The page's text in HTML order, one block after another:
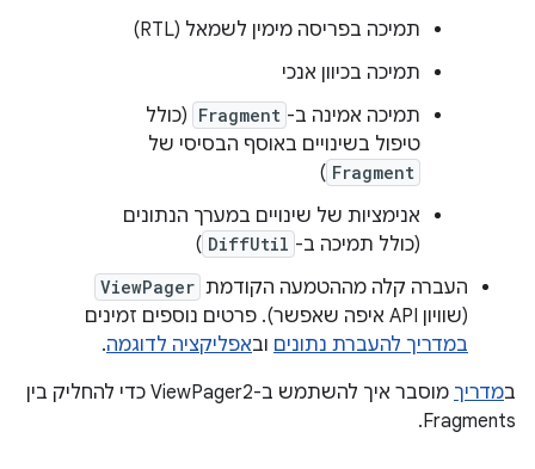
תמיכה בפריסה מימין לשמאל (RTL)
תמיכה בכיוון אנכי
תמיכה אמינה ב- Fragment (כולל
טיפול בשינויים באוסף הבסיסי של
Fragment
)
אנימציות של שינויים במערך הנתונים
(כולל תמיכה ב- DiffUtil
)
העברה קלה מההטמעה הקודמת ViewPager
(שוויון API איפה שאפשר). פרטים נוספים זמינים
במדריך להעברת נתונים ובאפליקציה לדוגמה.
במדריך
מוסבר איך להשתמש ב-ViewPager2 כדי להחליק בין
Fragments.